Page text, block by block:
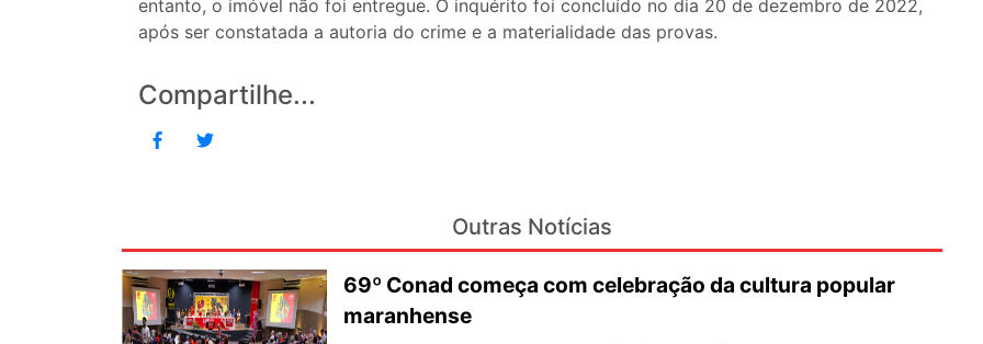
entanto, o imóvel não foi entregue. O inquérito foi concluído no dia 20 de dezembro de 2022,
após ser constatada a autoria do crime e a materialidade das provas.
Compartilhe...
Outras Notícias
69º Conad começa com celebração da cultura popular
maranhense